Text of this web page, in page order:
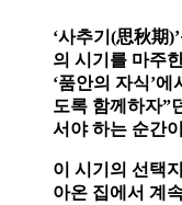
‘사추기(思秋期
의 시기를 마주
‘품안의 자식’
도록 함께하자”
서야 하는 순간
이 시기의 선택
아온 집에서 계